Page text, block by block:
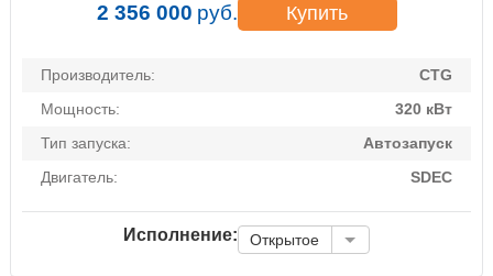
2 356 000 руб. Купить
Производитель:
CTG
Мощность:
320 кВт
Тип запуска:
Автозапуск
Двигатель:
SDEC
Исполнение: Открытое